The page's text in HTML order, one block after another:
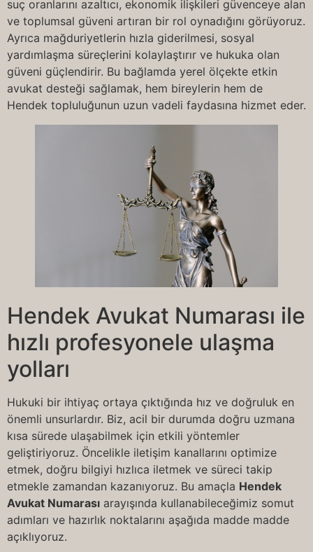
suç oranlarını azaltıcı, ekonomik ilişkileri güvenceye alan
ve toplumsal güveni artıran bir rol oynadığını görüyoruz.
Ayrıca mağduriyetlerin hızla giderilmesi, sosyal
yardımlaşma süreçlerini kolaylaştırır ve hukuka olan
güveni güçlendirir. Bu bağlamda yerel ölçekte etkin
avukat desteği sağlamak, hem bireylerin hem de
Hendek topluluğunun uzun vadeli faydasına hizmet eder.
Hendek Avukat Numarası ile
hızlı profesyonele ulaşma
yolları
Hukuki bir ihtiyaç ortaya çıktığında hız ve doğruluk en
önemli unsurlardır. Biz, acil bir durumda doğru uzmana
kısa sürede ulaşabilmek için etkili yöntemler
geliştiriyoruz. Öncelikle iletişim kanallarını optimize
etmek, doğru bilgiyi hızlıca iletmek ve süreci takip
etmekle zamandan kazanıyoruz. Bu amaçla Hendek
Avukat Numarası arayışında kullanabileceğimiz somut
adımları ve hazırlık noktalarını aşağıda madde madde
açıklıyoruz.